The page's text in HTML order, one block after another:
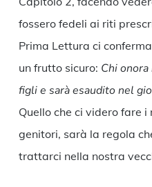
fossero fedeli ai riti
Prima Lettura ci
un frutto sicuro: Chi
figli e sarà esaudito nel
Quello che ci videro fare
genitori, sarà la regola
trattarci nella nostra